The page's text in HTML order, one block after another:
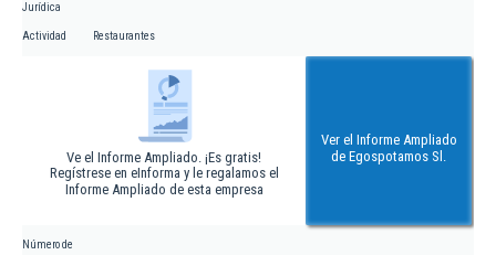
Jurídica
Actividad Restaurantes
Ve el Informe Ampliado. ¡Es gratis!
Regístrese en eInforma y le regalamos el
Informe Ampliado de esta empresa
Ver el Informe Ampliado
de Egospotamos Sl.
Número de